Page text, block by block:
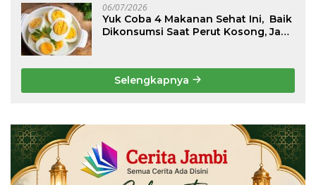
06/07/2026
Yuk Coba 4 Makanan Sehat Ini, Baik
Dikonsumsi Saat Perut Kosong, Jaga
Selengkapnya